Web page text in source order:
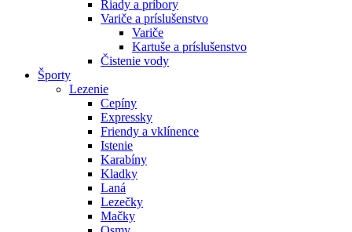
Riady a príbory
Variče a príslušenstvo
Variče
Kartuše a príslušenstvo
Čistenie vody
Športy
Lezenie
Cepíny
Expressky
Friendy a vklínence
Istenie
Karabíny
Kladky
Laná
Lezečky
Mačky